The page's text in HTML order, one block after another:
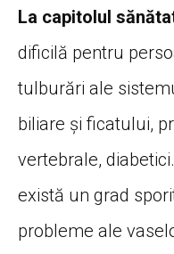
La capitolul
dificilă pentru
tulburări ale
biliare și ficatului,
vertebrale,
există un grad
probleme ale